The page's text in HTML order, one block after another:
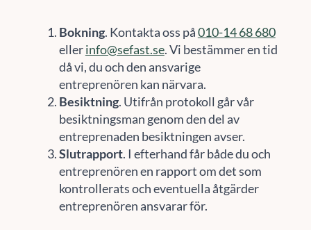
Bokning. Kontakta oss på010-14 68 680
ellerinfo@sefast.se. Vi bestämmer en tid
då vi, du och den ansvarige
entreprenören kan närvara.
Besiktning. Utifrån protokoll går vår
besiktningsman genom den del av
entreprenaden besiktningen avser.
Slutrapport. I efterhand får både du och
entreprenören en rapport om det som
kontrollerats och eventuella åtgärder
entreprenören ansvarar för.